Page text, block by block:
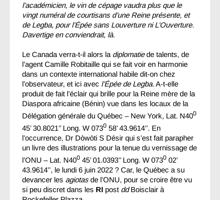
l’académicien, le vin de cépage vaudra plus que le
vingt numéral de courtisans d’une Reine présente, et
de Legba, pour l’Épée sans Louverture ni L’Ouverture.
Davertige en conviendrait, là.
Le Canada verra-t-il alors la diplomatiede talents, de
l’agent Camille Robitaille qui se fait voir en harmonie
dans un contexte international habile dit-on chez
l’observateur, et ici avec l’Épée de Legba. A-t-elle
produit de fait l’éclair qui brille pour la Reine mère de la
Diaspora africaine (Bénin) vue dans les locaux de la
Délégation générale du Québec – New York, Lat. N400
45’ 30.8021’’ Long. W 0730 58’ 43.9614’’. En
l’occurrence, Dr Dòwòti S Désir qui s’est fait parapher
un livre des illustrations pour la tenue du vernissage de
l’ONU – Lat. N400 45’ 01.0393’’ Long. W 0730 02’
43.9614’’, le lundi 6 juin 2022 ? Car, le Québec a su
devancer les agiotasde l’ONU, pour se croire être vu
si peu discret dans les RI post ddBoisclair à